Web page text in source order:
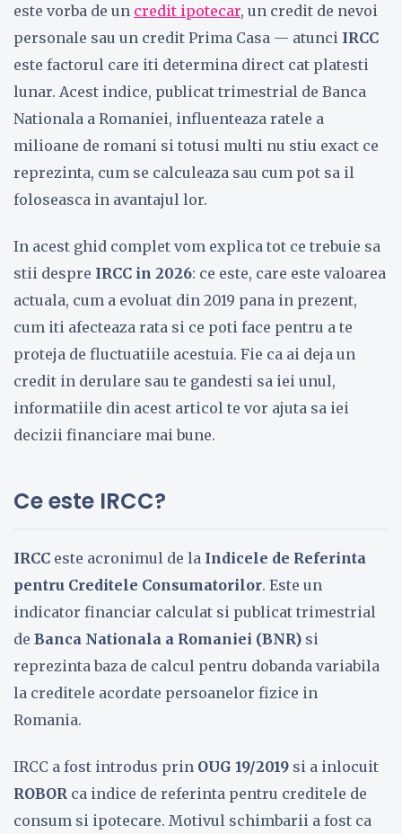
este vorba de un credit ipotecar, un credit de nevoi
personale sau un credit Prima Casa — atunci IRCC
este factorul care iti determina direct cat platesti
lunar. Acest indice, publicat trimestrial de Banca
Nationala a Romaniei, influenteaza ratele a
milioane de romani si totusi multi nu stiu exact ce
reprezinta, cum se calculeaza sau cum pot sa il
foloseasca in avantajul lor.
In acest ghid complet vom explica tot ce trebuie sa
stii despre IRCC in 2026: ce este, care este valoarea
actuala, cum a evoluat din 2019 pana in prezent,
cum iti afecteaza rata si ce poti face pentru a te
proteja de fluctuatiile acestuia. Fie ca ai deja un
credit in derulare sau te gandesti sa iei unul,
informatiile din acest articol te vor ajuta sa iei
decizii financiare mai bune.
Ce este IRCC?
IRCC este acronimul de la Indicele de Referinta
pentru Creditele Consumatorilor. Este un
indicator financiar calculat si publicat trimestrial
de Banca Nationala a Romaniei (BNR) si
reprezinta baza de calcul pentru dobanda variabila
la creditele acordate persoanelor fizice in
Romania.
IRCC a fost introdus prin OUG 19/2019 si a inlocuit
ROBOR ca indice de referinta pentru creditele de
consum si ipotecare. Motivul schimbarii a fost ca